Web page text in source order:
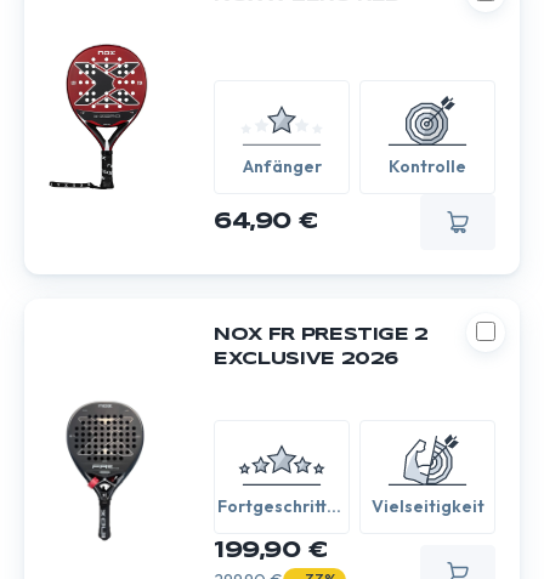
Anfänger Kontrolle
64,90 €
NOX FR PRESTIGE 2
EXCLUSIVE 2026
Fortgeschritten
Vielseitigkeit
199,90 €